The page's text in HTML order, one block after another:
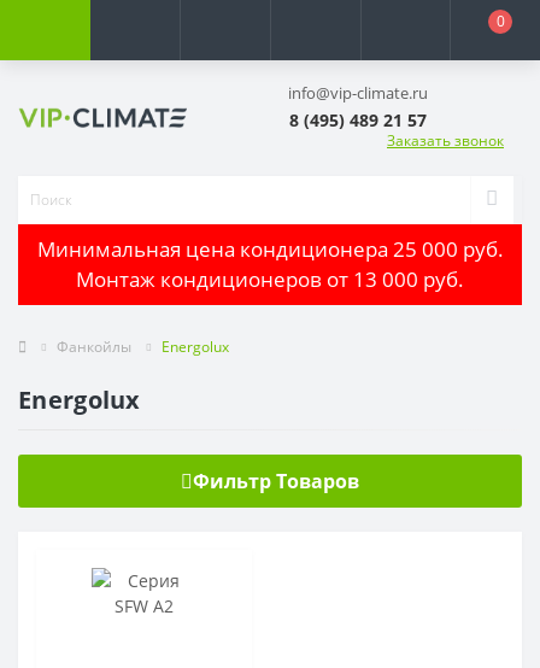
0
info@vip-climate.ru
8 (495) 489 21 57
Заказать звонок
Минимальная цена кондиционера 25 000 руб.
Монтаж кондиционеров от 13 000 руб.
Фанкойлы Energolux
Energolux
Фильтр Товаров